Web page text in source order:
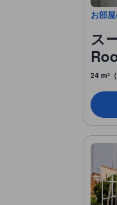
お部
ス
24 m²